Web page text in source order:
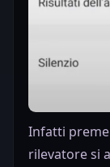
Infatti
rilevatore si